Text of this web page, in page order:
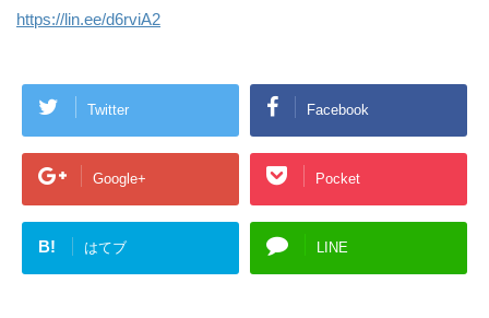
https://lin.ee/d6rviA2
Twitter Facebook
Google+ Pocket
B! はてブ LINE